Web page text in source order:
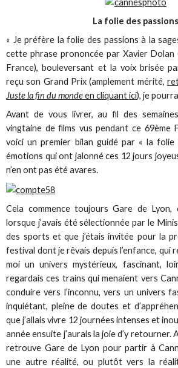
La folie des passions
« Je préfère la folie des passions à la
cette phrase prononcée par Xavier Dolan
France), bouleversant et la voix brisée
reçu son Grand Prix (amplement mérité,
Juste la fin du mondeen cliquant ici), je
Avant de vous livrer, au fil des
vingtaine de films vus pendant ce 69ème
voici un premier bilan guidé par « la folie
émotions qui ont jalonné ces 12 jours
n’en ont pas été avares.
Cela commence toujours Gare de
lorsque j’avais été sélectionnée par le
des sports et que j’étais invitée pour la
festival dont je rêvais depuis l’enfance,
moi un univers mystérieux, fascinant,
regardais ces trains qui menaient vers
conduire vers l’inconnu, vers un univers
inquiétant, pleine de doutes et
que j’allais vivre 12 journées intenses et
année ensuite j’aurais la joie d’y retourner.
retrouve Gare de Lyon pour partir à
une autre réalité, ou plutôt vers la